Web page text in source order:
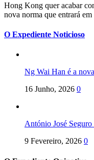
Hong Kong quer acabar
nova norma que entrará
O Expediente Noticioso
Ng Wai Han é a
16 Junho, 2026 0
António José
9 Fevereiro, 2026 0